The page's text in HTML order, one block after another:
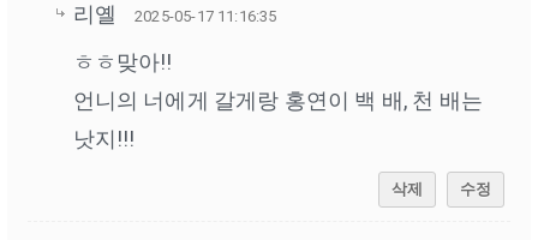
리옐 2025-05-17 11:16:35
ㅎㅎ맞아!!
언니의 너에게 갈게랑 홍연이 백 배, 천 배는
낫지!!!
삭제 수정